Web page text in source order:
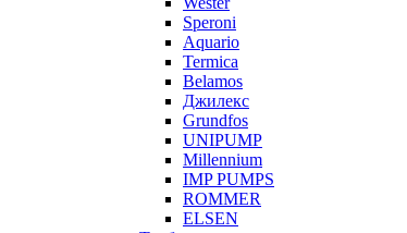
Speroni
Aquario
Termica
Belamos
Джилекс
Grundfos
UNIPUMP
Millennium
IMP PUMPS
ROMMER
ELSEN